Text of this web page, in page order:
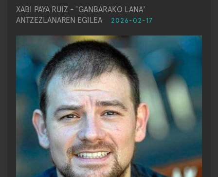
XABI PAYA RUIZ - 'GANBARAKO LANA'
ANTZEZLANAREN EGILEA
2026-02-17